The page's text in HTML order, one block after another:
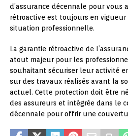
d’assurance décennale pour vous
rétroactive est toujours en
situation professionnelle.
La garantie rétroactive de
atout majeur pour les
souhaitant sécuriser leur activité
sur des travaux réalisés avant la
actuel. Cette protection doit être
des assureurs et intégrée dans le
décennale pour offrir une